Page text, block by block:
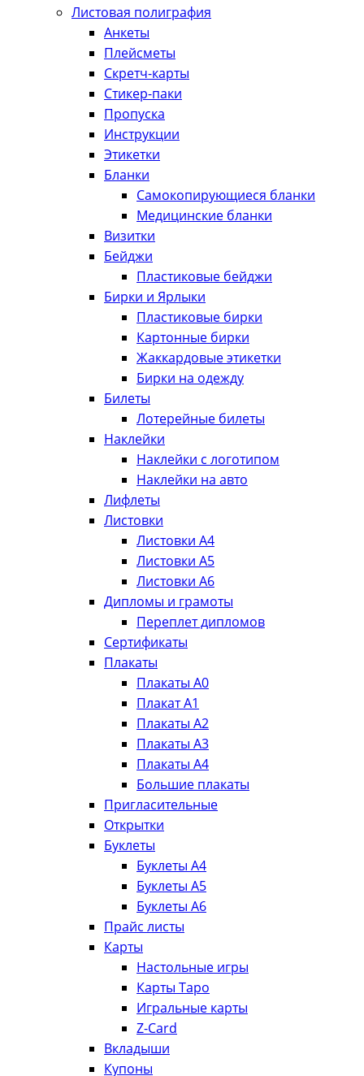
Листовая полиграфия
Анкеты
Плейсметы
Скретч-карты
Стикер-паки
Пропуска
Инструкции
Этикетки
Бланки
Самокопирующиеся бланки
Медицинские бланки
Визитки
Бейджи
Пластиковые бейджи
Бирки и Ярлыки
Пластиковые бирки
Картонные бирки
Жаккардовые этикетки
Бирки на одежду
Билеты
Лотерейные билеты
Наклейки
Наклейки с логотипом
Наклейки на авто
Лифлеты
Листовки
Листовки А4
Листовки А5
Листовки А6
Дипломы и грамоты
Переплет дипломов
Сертификаты
Плакаты
Плакаты А0
Плакат А1
Плакаты А2
Плакаты А3
Плакаты А4
Большие плакаты
Пригласительные
Открытки
Буклеты
Буклеты А4
Буклеты А5
Буклеты А6
Прайс листы
Карты
Настольные игры
Карты Таро
Игральные карты
Z-Card
Вкладыши
Купоны